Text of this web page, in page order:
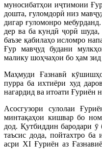
муносибатҳои иҷтимоии
дошта, ғуломдорӣ низ
дигар ғуломонро
дер ва ба кундӣ ҷорӣ
баъзе қабилаҳо исломро
Ғур мавҷуд будани
малику шоҳчаҳои бо ҳам зид
Маҳмуди Ғазнавӣ
пурра ба ихтиёри худ
нагардид ва итоати Ғуриён
Асосгузори сулолаи
минтақаҳои кишвар бо
дод. Қутбиддин бародари
таъсис дода, пойтахтро
асри XI Ғуриён аз